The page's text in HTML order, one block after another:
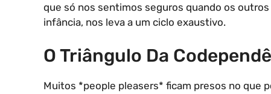
que só nos sentimos seguros quando os
infância, nos leva a um ciclo exaustivo.
O Triângulo Da
Muitos *people pleasers* ficam presos no que